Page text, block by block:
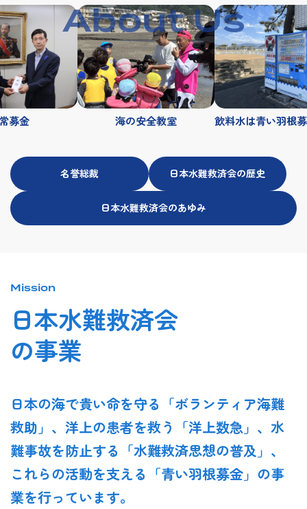
の安全教室 飲料水は青い羽根募金支援自動販売機から!!
海の安
About Us
名誉総裁 日本水難救済会の歴史
日本水難救済会のあゆみ
Mission
日本水難救済会
の事業
日本の海で貴い命を守る「ボランティア海難
救助」、洋上の患者を救う「洋上数急」、水
難事故を防止する「水難救済思想の普及」、
これらの活動を支える「青い羽根募金」の事
業を行っています。